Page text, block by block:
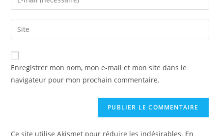
Enregistrer mon nom, mon e-mail et mon site dans le
navigateur pour mon prochain commentaire.
Ce site utilise Akismet pour réduire les indésirables. En